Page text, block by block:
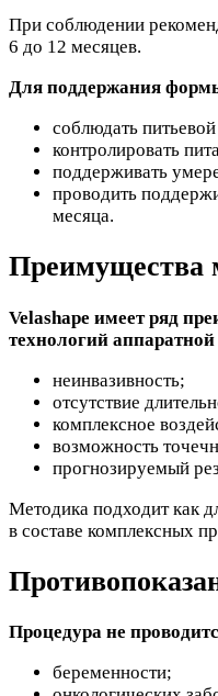
При соблюдении
6 до 12 месяцев.
Для поддержания
соблюдать
контролировать
поддерживать
проводить
месяца.
Преимущества
Velashape имеет ряд
технологий
неинвазивность;
отсутствие
комплексное
возможность
прогнозируемый
Методика подходит как
в составе комплексных
Процедура не
беременности;